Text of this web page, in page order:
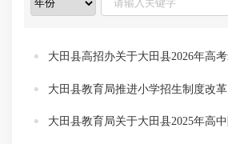
大田县教育局推进小学招生制度改革